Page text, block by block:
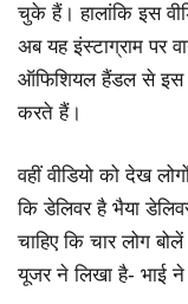
चुके हैं। हालांकि इस
अब यह इंस्टाग्राम पर
ऑफिशियल हैंडल से इस
करते हैं।
वहीं वीडियो को देख
कि डेलिवर है भैया
चाहिए कि चार लोग
यूजर ने लिखा है- भाई